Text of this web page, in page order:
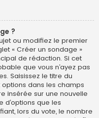
?
ou modifiez le premier
« Créer un sondage »
de rédaction. Si cet
que vous n’ayez pas
Saisissez le titre du
dans les champs
insérée sur une nouvelle
d’options que les
lors du vote, le nombre